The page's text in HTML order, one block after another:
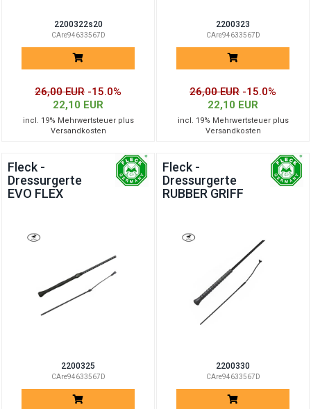
2200322s20
CAre94633567D
26,00 EUR -15.0%
22,10 EUR
incl. 19% Mehrwertsteuer plus
Versandkosten
2200323
CAre94633567D
26,00 EUR -15.0%
22,10 EUR
incl. 19% Mehrwertsteuer plus
Versandkosten
Fleck -
Dressurgerte
EVO FLEX
2200325
CAre94633567D
Fleck -
Dressurgerte
RUBBER GRIFF
2200330
CAre94633567D